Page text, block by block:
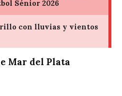
Mar del Plata